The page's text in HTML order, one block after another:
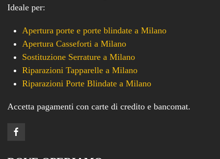
Ideale per:
Apertura porte e porte blindate a Milano
Apertura Casseforti a Milano
Sostituzione Serrature a Milano
Riparazioni Tapparelle a Milano
Riparazioni Porte Blindate a Milano
Accetta pagamenti con carte di credito e bancomat.